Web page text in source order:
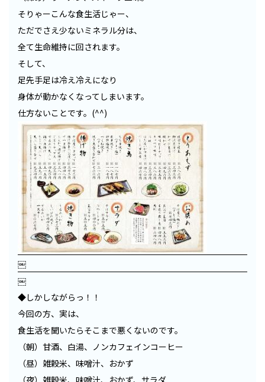
そりゃーこんな食生活じゃー、
ただでさえ少ないミネラル分は、
全て生命維持に回されます。
そして、
足先手足は冷え冷えになり
身体が動かなくなってしまいます。
仕方ないことです。(^^)
￼
￼
◆しかしながらっ！！
今回の方、実は、
食生活を聞いたらそこまで悪くないのです。
（朝）甘酒、白湯、ノンカフェインコーヒー
（昼）雑穀米、味噌汁、おかず